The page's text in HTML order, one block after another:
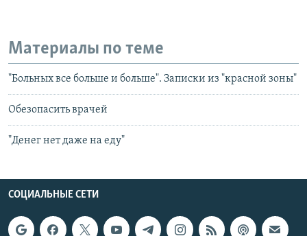
Материалы по теме
"Больных все больше и больше". Записки из "красной зоны"
Обезопасить врачей
"Денег нет даже на еду"
СОЦИАЛЬНЫЕ СЕТИ